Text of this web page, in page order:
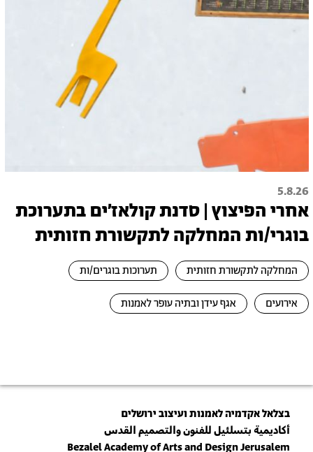
5.8.26
אחרי הפיצוץ | סדנת קולאז׳ים בתערוכת
בוגרי/ות המחלקה לתקשורת חזותית
המחלקה לתקשורת חזותית תערוכות בוגרים/ות
אירועים אגף עידן ובתיה עופר לאמנות
בצלאל אקדמיה לאמנות ועיצוב ירושלים
أكاديمية بتسلئيل للفنون والتصميم القدس
Bezalel Academy of Arts and Design Jerusalem